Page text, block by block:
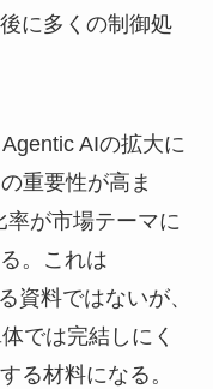
に多くの制御処
AIの拡大に
重要性が高ま
率が市場テーマに
。これは
資料ではないが、
では完結しにく
る材料になる。